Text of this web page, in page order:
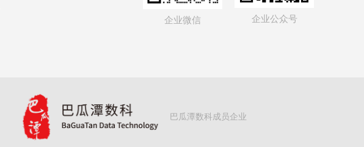
企业微信
企业公众号
巴瓜潭数科成员企业